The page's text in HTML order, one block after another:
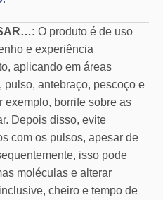
O produto é de uso
e experiência
aplicando em áreas
pulso, antebraço, pescoço e
exemplo, borrife sobre as
Depois disso, evite
com os pulsos, apesar de
isso pode
moléculas e alterar
cheiro e tempo de